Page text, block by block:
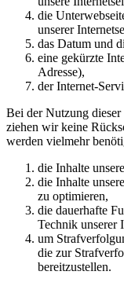
die
unserer
das Datum und
eine gekürzte
Adresse),
der Internet-
Bei der Nutzung
ziehen wir keine
werden vielmehr
die Inhalte
die Inhalte
zu optimieren,
die dauerhafte
Technik unserer
um
die zur
bereitzustellen.